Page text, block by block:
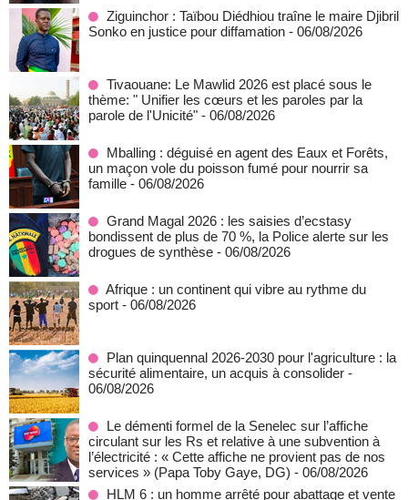
Ziguinchor : Taïbou Diédhiou traîne le maire Djibril
Sonko en justice pour diffamation - 06/08/2026
Tivaouane: Le Mawlid 2026 est placé sous le
thème: " Unifier les cœurs et les paroles par la
parole de l'Unicité" - 06/08/2026
Mballing : déguisé en agent des Eaux et Forêts,
un maçon vole du poisson fumé pour nourrir sa
famille - 06/08/2026
Grand Magal 2026 : les saisies d’ecstasy
bondissent de plus de 70 %, la Police alerte sur les
drogues de synthèse - 06/08/2026
Afrique : un continent qui vibre au rythme du
sport - 06/08/2026
Plan quinquennal 2026-2030 pour l'agriculture : la
sécurité alimentaire, un acquis à consolider -
06/08/2026
Le démenti formel de la Senelec sur l’affiche
circulant sur les Rs et relative à une subvention à
l’électricité : « Cette affiche ne provient pas de nos
services » (Papa Toby Gaye, DG) - 06/08/2026
HLM 6 : un homme arrêté pour abattage et vente